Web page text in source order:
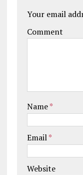
Your email
Comment
Name*
Email*
Website